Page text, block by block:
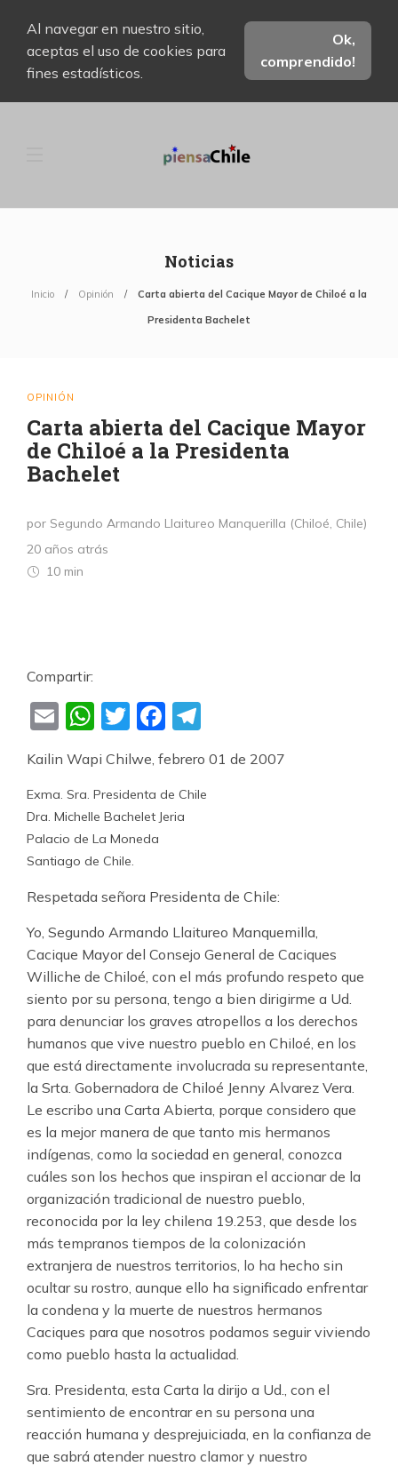
Al navegar en nuestro sitio,
aceptas el uso de cookies para
fines estadísticos.
Ok,
comprendido!
Noticias
Inicio Opinión Carta abierta del Cacique Mayor de Chiloé a la
Presidenta Bachelet
OPINIÓN
Carta abierta del Cacique Mayor
de Chiloé a la Presidenta
Bachelet
por Segundo Armando Llaitureo Manquerilla (Chiloé, Chile)
20 años atrás
10 min
Compartir:
EmailWhatsApp
TwitterFacebook
Kailin Wapi Chilwe, febrero 01 de 2007
Exma. Sra. Presidenta de Chile
Dra. Michelle Bachelet Jeria
Palacio de La Moneda
Santiago de Chile.
Respetada señora Presidenta de Chile:
Yo, Segundo Armando Llaitureo Manquemilla,
Cacique Mayor del Consejo General de Caciques
Williche de Chiloé, con el más profundo respeto que
siento por su persona, tengo a bien dirigirme a Ud.
para denunciar los graves atropellos a los derechos
humanos que vive nuestro pueblo en Chiloé, en los
que está directamente involucrada su representante,
la Srta. Gobernadora de Chiloé Jenny Alvarez Vera.
Le escribo una Carta Abierta, porque considero que
es la mejor manera de que tanto mis hermanos
indígenas, como la sociedad en general, conozca
cuáles son los hechos que inspiran el accionar de la
organización tradicional de nuestro pueblo,
reconocida por la ley chilena 19.253, que desde los
más tempranos tiempos de la colonización
extranjera de nuestros territorios, lo ha hecho sin
ocultar su rostro, aunque ello ha significado enfrentar
la condena y la muerte de nuestros hermanos
Caciques para que nosotros podamos seguir viviendo
como pueblo hasta la actualidad.
Sra. Presidenta, esta Carta la dirijo a Ud., con el
sentimiento de encontrar en su persona una
reacción humana y desprejuiciada, en la confianza de
que sabrá atender nuestro clamor y nuestro